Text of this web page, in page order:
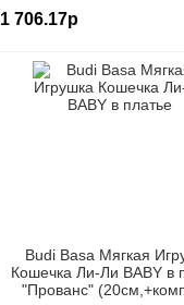
1 706.17р
Budi Basa Мягкая
Кошечка Ли-Ли BABY в
"Прованс"